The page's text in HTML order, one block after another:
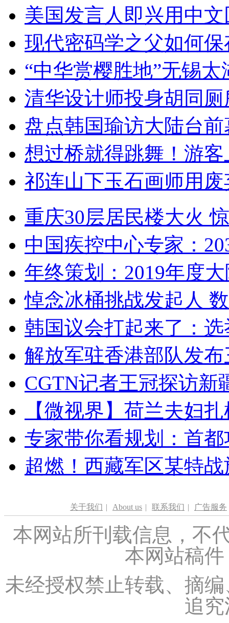
美国发言人即兴用中
现代密码学之父如何
“中华赏樱胜地”无锡
清华设计师投身胡同
盘点韩国瑜访大陆台
想过桥就得跳舞！游客
祁连山下玉石画师用
重庆30层居民楼大火
中国疾控中心专家：
年终策划：2019年度
悼念冰桶挑战发起人
韩国议会打起来了：
解放军驻香港部队发
CGTN记者王冠探访新
【微视界】荷兰夫妇
专家带你看规划：首
超燃！西藏军区某特
关于我们 | About us | 联系我们 | 广告服务
本网站所刊载信息，不
本网站稿
未经授权禁止转载、摘
追